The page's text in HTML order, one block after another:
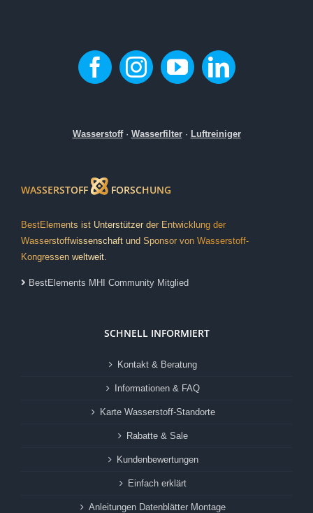
Wasserstoff· Wasserfilter· Luftreiniger
WASSERSTOFF FORSCHUNG
BestElements ist Unterstützer der Entwicklung der
Wasserstoffwissenschaft und Sponsor von Wasserstoff-
Kongressen weltweit.
BestElements MHI Community Mitglied
SCHNELL INFORMIERT
Kontakt & Beratung
Informationen & FAQ
Karte Wasserstoff-Standorte
Rabatte & Sale
Kundenbewertungen
Einfach erklärt
Anleitungen Datenblätter Montage